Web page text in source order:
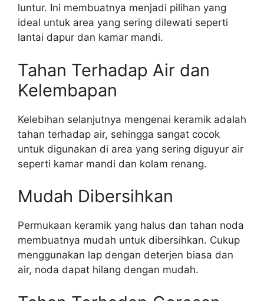
luntur. Ini membuatnya menjadi pilihan yang
ideal untuk area yang sering dilewati seperti
lantai dapur dan kamar mandi.
Tahan Terhadap Air dan
Kelembapan
Kelebihan selanjutnya mengenai keramik adalah
tahan terhadap air, sehingga sangat cocok
untuk digunakan di area yang sering diguyur air
seperti kamar mandi dan kolam renang.
Mudah Dibersihkan
Permukaan keramik yang halus dan tahan noda
membuatnya mudah untuk dibersihkan. Cukup
menggunakan lap dengan deterjen biasa dan
air, noda dapat hilang dengan mudah.